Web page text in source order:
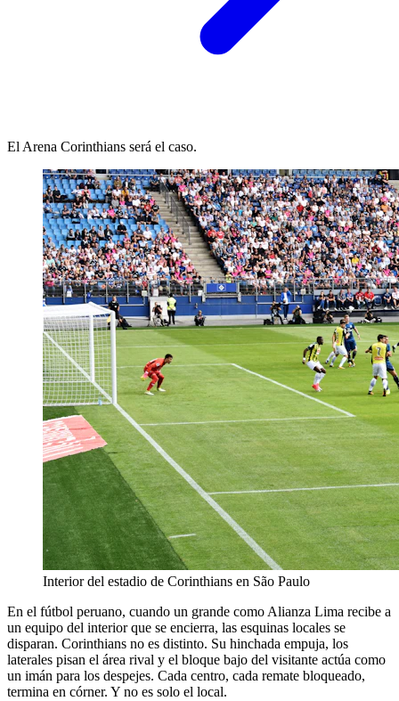
El Arena Corinthians será el caso.
Interior del estadio de Corinthians en São Paulo
En el fútbol peruano, cuando un grande como Alianza Lima recibe a
un equipo del interior que se encierra, las esquinas locales se
disparan. Corinthians no es distinto. Su hinchada empuja, los
laterales pisan el área rival y el bloque bajo del visitante actúa como
un imán para los despejes. Cada centro, cada remate bloqueado,
termina en córner. Y no es solo el local.